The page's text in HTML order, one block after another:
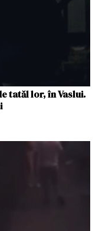
tatăl lor, în Vaslui.